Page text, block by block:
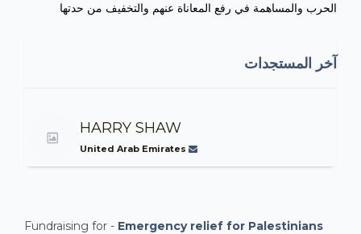
الحرب والمساهمة في رفع المعاناة عنهم والتخفيف من حدتها
آخر المستجدات
HARRY SHAW
United Arab Emirates
Fundraising for - Emergency relief for Palestinians